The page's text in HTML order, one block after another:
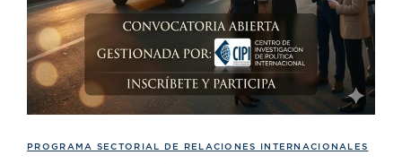
PROGRAMA SECTORIAL DE RELACIONES INTERNACIONALES